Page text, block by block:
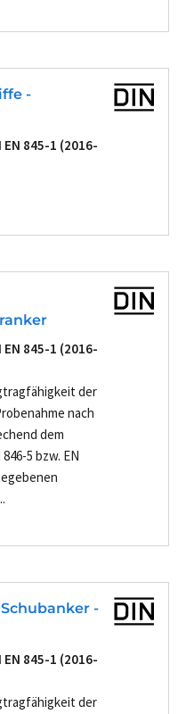
-
845-1 (2016-
845-1 (2016-
der
nach
dem
5 bzw. EN
-
845-1 (2016-
der